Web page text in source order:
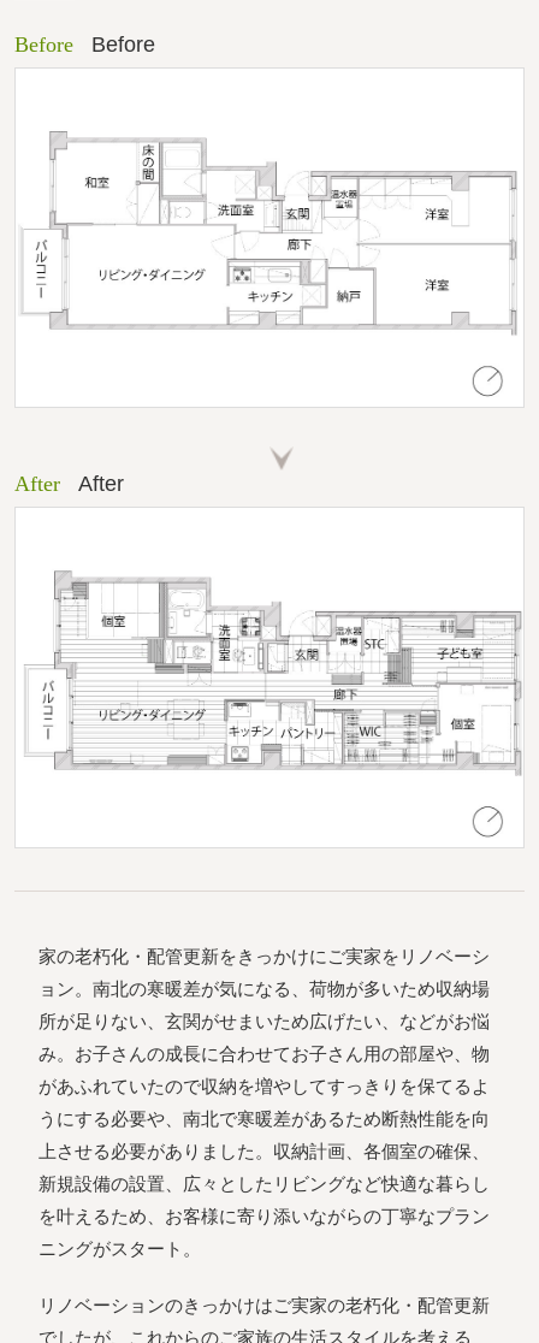
Before Before
After After
家の⽼朽化・配管更新をきっかけにご実家をリノベーシ
ョン。南北の寒暖差が気になる、荷物が多いため収納場
所が⾜りない、⽞関がせまいため広げたい、などがお悩
み。お⼦さんの成⻑に合わせてお⼦さん⽤の部屋や、物
があふれていたので収納を増やしてすっきりを保てるよ
うにする必要や、南北で寒暖差があるため断熱性能を向
上させる必要がありました。収納計画、各個室の確保、
新規設備の設置、広々としたリビングなど快適な暮らし
を叶えるため、お客様に寄り添いながらの丁寧なプラン
ニングがスタート。
リノベーションのきっかけはご実家の⽼朽化・配管更新
でしたが、これからのご家族の⽣活スタイルを考える